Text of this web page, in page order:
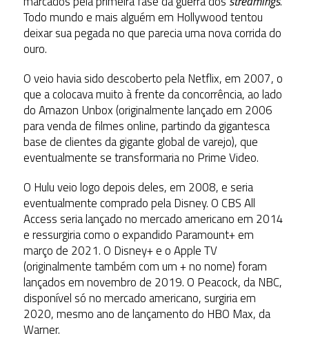
Todo mundo e mais alguém em Hollywood tentou
deixar sua pegada no que parecia uma nova corrida do
ouro.
O veio havia sido descoberto pela Netflix, em 2007, o
que a colocava muito à frente da concorrência, ao lado
do Amazon Unbox (originalmente lançado em 2006
para venda de filmes online, partindo da gigantesca
base de clientes da gigante global de varejo), que
eventualmente se transformaria no Prime Video.
O Hulu veio logo depois deles, em 2008, e seria
eventualmente comprado pela Disney. O CBS All
Access seria lançado no mercado americano em 2014
e ressurgiria como o expandido Paramount+ em
março de 2021. O Disney+ e o Apple TV
(originalmente também com um + no nome) foram
lançados em novembro de 2019. O Peacock, da NBC,
disponível só no mercado americano, surgiria em
2020, mesmo ano de lançamento do HBO Max, da
Warner.